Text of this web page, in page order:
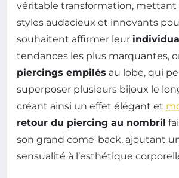
véritable transformation, mettant
styles audacieux et innovants
souhaitent affirmer leur
tendances les plus marquantes,
piercings empilés au lobe, qui
superposer plusieurs bijoux le
créant ainsi un effet élégant et
retour du piercing au nombril
son grand come-back, ajoutant
sensualité à l’esthétique